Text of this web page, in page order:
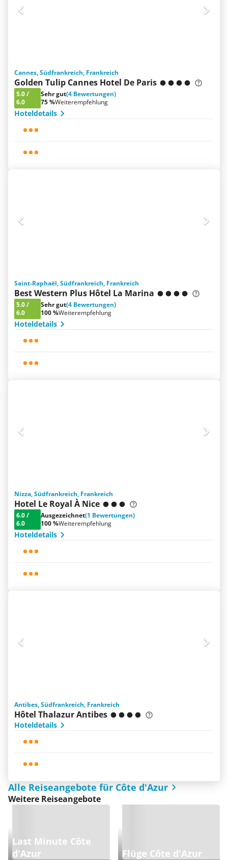
Cannes, Südfrankreich, Frankreich
Golden Tulip Cannes Hotel De Paris
5.0/
6.0
Sehr gut(4 Bewertungen)
75 %Weiterempfehlung
Hoteldetails
Saint-Raphaël, Südfrankreich, Frankreich
Best Western Plus Hôtel La Marina
5.0/
6.0
Sehr gut(4 Bewertungen)
100 %Weiterempfehlung
Hoteldetails
Nizza, Südfrankreich, Frankreich
Hotel Le Royal À Nice
6.0/
6.0
Ausgezeichnet(1 Bewertungen)
100 %Weiterempfehlung
Hoteldetails
Antibes, Südfrankreich, Frankreich
Hôtel Thalazur Antibes
Hoteldetails
Alle Reiseangebote für Côte d'Azur
Weitere Reiseangebote
Last Minute Côte
d'Azur
Flüge Côte d'Azur